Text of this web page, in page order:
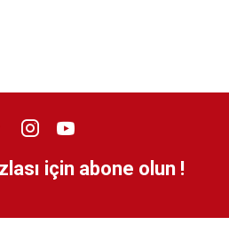
için abone olun !